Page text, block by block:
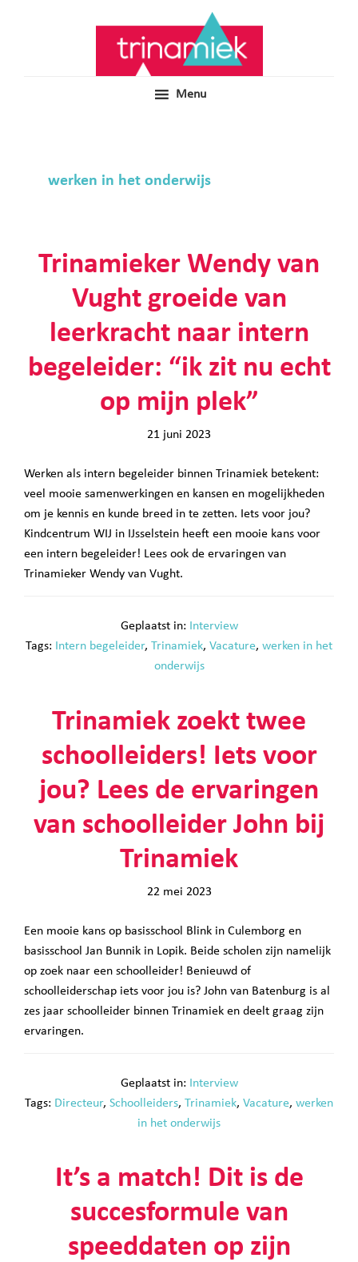
Menu
werken in het onderwijs
Trinamieker Wendy van
Vught groeide van
leerkracht naar intern
begeleider: “ik zit nu echt
op mijn plek”
21 juni 2023
Werken als intern begeleider binnen Trinamiek betekent:
veel mooie samenwerkingen en kansen en mogelijkheden
om je kennis en kunde breed in te zetten. Iets voor jou?
Kindcentrum WIJ in IJsselstein heeft een mooie kans voor
een intern begeleider! Lees ook de ervaringen van
Trinamieker Wendy van Vught.
Geplaatst in: Interview
Tags: Intern begeleider, Trinamiek, Vacature, werken in het
onderwijs
Trinamiek zoekt twee
schoolleiders! Iets voor
jou? Lees de ervaringen
van schoolleider John bij
Trinamiek
22 mei 2023
Een mooie kans op basisschool Blink in Culemborg en
basisschool Jan Bunnik in Lopik. Beide scholen zijn namelijk
op zoek naar een schoolleider! Benieuwd of
schoolleiderschap iets voor jou is? John van Batenburg is al
zes jaar schoolleider binnen Trinamiek en deelt graag zijn
ervaringen.
Geplaatst in: Interview
Tags: Directeur, Schoolleiders, Trinamiek, Vacature, werken
in het onderwijs
It’s a match! Dit is de
succesformule van
speeddaten op zijn